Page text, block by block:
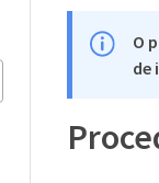
O
de